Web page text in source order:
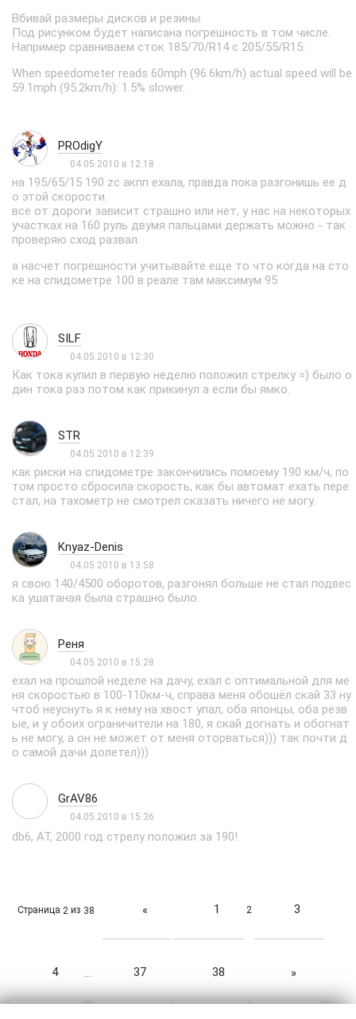
Вбивай размеры дисков и резины.
Под рисунком будет написана погрешность в том числе.
Например сравниваем сток 185/70/R14 с 205/55/R15:
When speedometer reads 60mph (96.6km/h) actual speed will be
59.1mph (95.2km/h): 1.5% slower.
PROdigY
04.05.2010 в 12:18
на 195/65/15 190 zс акпп ехала, правда пока разгонишь ее д
о этой скорости.
все от дороги зависит страшно или нет, у нас на некоторых
участках на 160 руль двумя пальцами держать можно - так
проверяю сход развал.
а насчет погрешности учитывайте еще то что когда на сто
ке на спидометре 100 в реале там максимум 95
SILF
04.05.2010 в 12:30
Как тока купил в первую неделю положил стрелку =) было о
дин тока раз потом как прикинул а если бы ямко.
STR
04.05.2010 в 12:39
как риски на спидометре закончились помоему 190 км/ч, по
том просто сбросила скорость, как бы автомат ехать пере
стал, на тахометр не смотрел сказать ничего не могу.
Knyaz-Denis
04.05.2010 в 13:58
я свою 140/4500 оборотов, разгонял больше не стал подвес
ка ушатаная была страшно было.
Реня
04.05.2010 в 15:28
ехал на прошлой неделе на дачу, ехал с оптимальной для ме
ня скоростью в 100-110км-ч, справа меня обошёл скай 33 ну
чтоб неуснуть я к нему на хвост упал, оба японцы, оба резв
ые, и у обоих ограничители на 180, я скай догнать и обогнат
ь не могу, а он не может от меня оторваться))) так почти д
о самой дачи долетел)))
GrAV86
04.05.2010 в 15:36
db6, АТ, 2000 год стрелу положил за 190!
Страница 2 из 38 « 1 2 3
4 … 37 38 »